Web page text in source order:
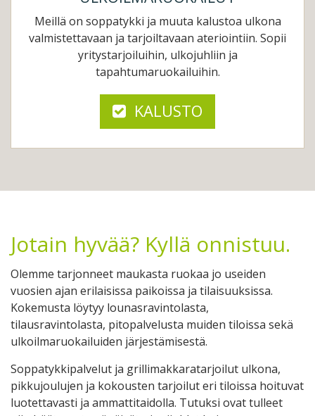
Meillä on soppatykki ja muuta kalustoa ulkona
valmistettavaan ja tarjoiltavaan ateriointiin. Sopii
yritystarjoiluihin, ulkojuhliin ja
tapahtumaruokailuihin.
KALUSTO
Jotain hyvää? Kyllä onnistuu.
Olemme tarjonneet maukasta ruokaa jo useiden
vuosien ajan erilaisissa paikoissa ja tilaisuuksissa.
Kokemusta löytyy lounasravintolasta,
tilausravintolasta, pitopalvelusta muiden tiloissa sekä
ulkoilmaruokailuiden järjestämisestä.
Soppatykkipalvelut ja grillimakkaratarjoilut ulkona,
pikkujoulujen ja kokousten tarjoilut eri tiloissa hoituvat
luotettavasti ja ammattitaidolla. Tutuksi ovat tulleet